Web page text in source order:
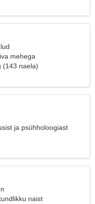
mehega
(143 naela)
ja psühholoogiast
naist